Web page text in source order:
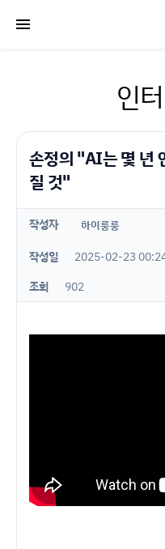
인
손정의 "AI는 몇 년
질 것"
작성자 하이룽룽
작성일
2025-02-23
조회
902